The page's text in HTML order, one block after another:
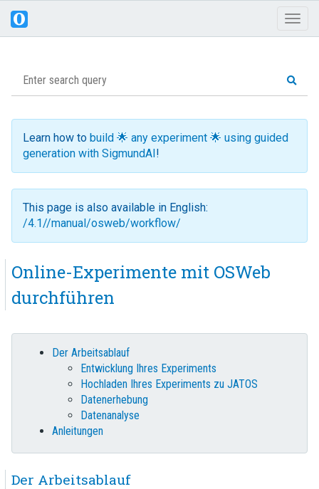
Learn how to build 🌟 any experiment 🌟 using guided
generation with SigmundAI!
This page is also available in English:
/4.1//manual/osweb/workflow/
Online-Experimente mit OSWeb
durchführen
Der Arbeitsablauf
Entwicklung Ihres Experiments
Hochladen Ihres Experiments zu JATOS
Datenerhebung
Datenanalyse
Anleitungen
Der Arbeitsablauf